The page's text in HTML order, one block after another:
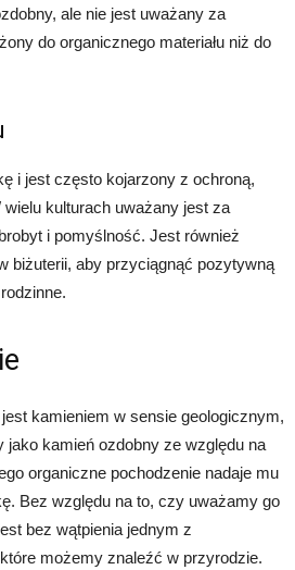
ale nie jest uważany za
do organicznego materiału niż do
i jest często kojarzony z ochroną,
kulturach uważany jest za
i pomyślność. Jest również
biżuterii, aby przyciągnąć pozytywną
kamieniem w sensie geologicznym,
jako kamień ozdobny ze względu na
organiczne pochodzenie nadaje mu
Bez względu na to, czy uważamy go
bez wątpienia jednym z
możemy znaleźć w przyrodzie.